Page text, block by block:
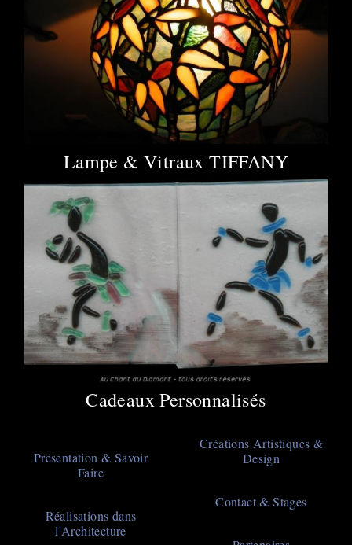
Lampe & Vitraux TIFFANY
Cadeaux Personnalisés
Main
navigation
Présentation & Savoir
Faire
Réalisations dans
l'Architecture
Créations Artistiques &
Design
Contact & Stages